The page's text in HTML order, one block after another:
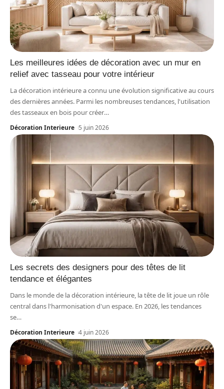
Les meilleures idées de décoration avec un mur en
relief avec tasseau pour votre intérieur
La décoration intérieure a connu une évolution significative au cours
des dernières années. Parmi les nombreuses tendances, l'utilisation
des tasseaux en bois pour créer…
Décoration Interieure 5 juin 2026
Les secrets des designers pour des têtes de lit
tendance et élégantes
Dans le monde de la décoration intérieure, la tête de lit joue un rôle
central dans l'harmonisation d'un espace. En 2026, les tendances
se…
Décoration Interieure 4 juin 2026